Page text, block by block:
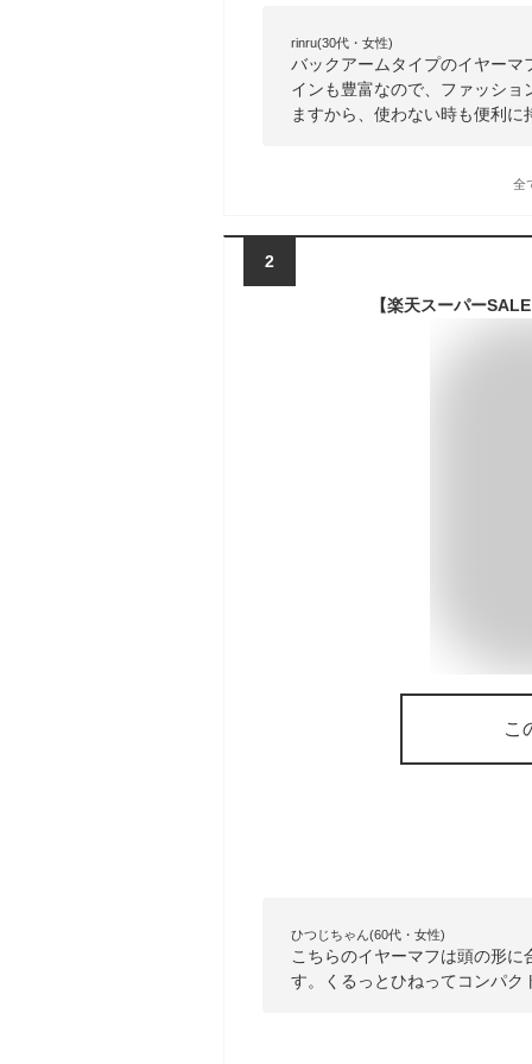
rinru(30代・女性)
バックアームタイプのイヤー
インも豊富なので、ファッシ
ますから、使わない時も便利に
全
2
こ
ひつじちゃん(60代・女性)
こちらのイヤーマフは頭の形
す。くるっとひねってコンパ